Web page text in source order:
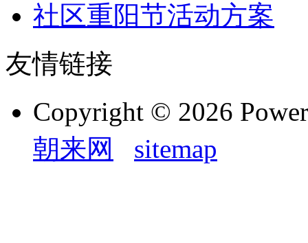
社区重阳节活动方案
友情链接
Copyright © 2026
朝来网
sitemap